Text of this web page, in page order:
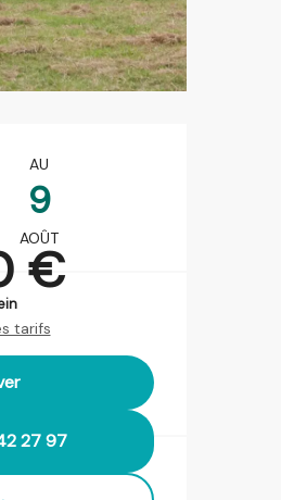
coordonnées
AU
9
AOÛT
€
tarifs
27 97